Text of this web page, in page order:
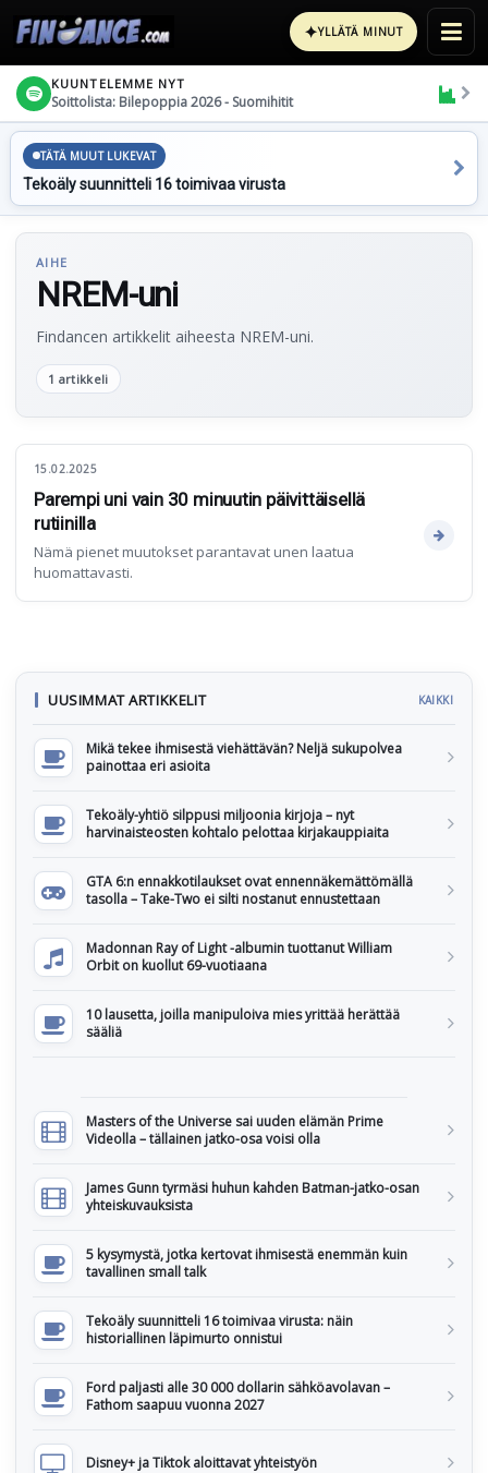
✦YLLÄTÄ MINUT
KUUNTELEMME NYT
Soittolista: Bilepoppia 2026 - Suomihitit
TÄTÄ MUUT LUKEVAT
Tekoäly suunnitteli 16 toimivaa virusta
AIHE
NREM-uni
Findancen artikkelit aiheesta NREM-uni.
1 artikkeli
15.02.2025
Parempi uni vain 30 minuutin päivittäisellä
rutiinilla
Nämä pienet muutokset parantavat unen laatua
huomattavasti.
UUSIMMAT ARTIKKELIT KAIKKI
Mikä tekee ihmisestä viehättävän? Neljä sukupolvea
painottaa eri asioita
Tekoäly-yhtiö silppusi miljoonia kirjoja – nyt
harvinaisteosten kohtalo pelottaa kirjakauppiaita
GTA 6:n ennakkotilaukset ovat ennennäkemättömällä
tasolla – Take-Two ei silti nostanut ennustettaan
Madonnan Ray of Light -albumin tuottanut William
Orbit on kuollut 69-vuotiaana
10 lausetta, joilla manipuloiva mies yrittää herättää
sääliä
Masters of the Universe sai uuden elämän Prime
Videolla – tällainen jatko-osa voisi olla
James Gunn tyrmäsi huhun kahden Batman-jatko-osan
yhteiskuvauksista
5 kysymystä, jotka kertovat ihmisestä enemmän kuin
tavallinen small talk
Tekoäly suunnitteli 16 toimivaa virusta: näin
historiallinen läpimurto onnistui
Ford paljasti alle 30 000 dollarin sähköavolavan –
Fathom saapuu vuonna 2027
Disney+ ja Tiktok aloittavat yhteistyön